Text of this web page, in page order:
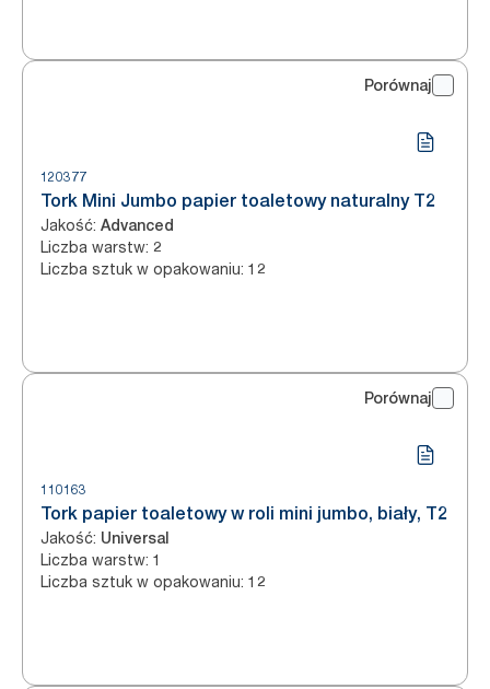
Porównaj
120377
Tork Mini Jumbo papier toaletowy naturalny T2
Jakość: Advanced
Liczba warstw: 2
Liczba sztuk w opakowaniu: 12
Porównaj
110163
Tork papier toaletowy w roli mini jumbo, biały, T2
Jakość: Universal
Liczba warstw: 1
Liczba sztuk w opakowaniu: 12